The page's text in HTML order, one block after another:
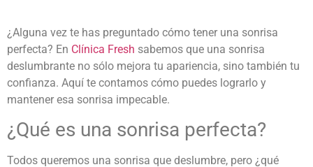
¿Alguna vez te has preguntado cómo tener una sonrisa
perfecta? En Clínica Fresh sabemos que una sonrisa
deslumbrante no sólo mejora tu apariencia, sino también tu
confianza. Aquí te contamos cómo puedes lograrlo y
mantener esa sonrisa impecable.
¿Qué es una sonrisa perfecta?
Todos queremos una sonrisa que deslumbre, pero ¿qué